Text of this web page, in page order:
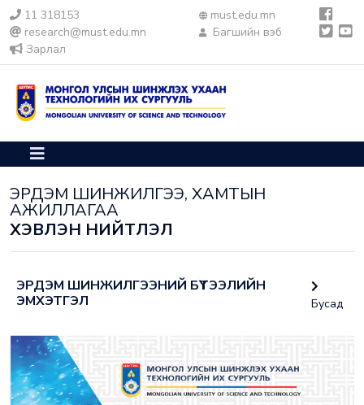
11 318153
research@must.edu.mn
Зарлал
must.edu.mn
Багшийн вэб
ЭРДЭМ ШИНЖИЛГЭЭ, ХАМТЫН
АЖИЛЛАГАА
ХЭВЛЭН НИЙТЛЭЛ
ЭРДЭМ ШИНЖИЛГЭЭНИЙ БҮТЭЭЛИЙН
ЭМХЭТГЭЛ
Бусад